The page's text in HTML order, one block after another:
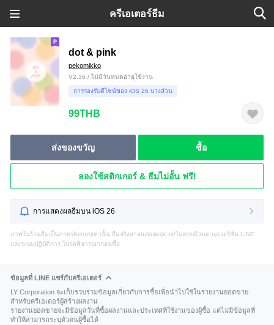
ครีเอเตอร์ธีม
dot & pink
pekomikko
V2.36 / ไม่มีวันหมดอายุใช้งาน
การรองรับดีไซน์ของ iOS 26 บางส่วน
99THB
ส่งของขวัญ ซื้อ
ลองใช้สติกเกอร์ & ธีมไม่อั้น ฟรี!
การแสดงผลธีมบน iOS 26
ภาพในร้านธีมเป็นภาพประกอบเท่านั้น ธีมจริงอาจแสดงผลต่าง/ไม่ครบถ้วนตามเวอร์ชัน LINE
และระบบปฏิบัติการ โปรดพิจารณาก่อนซื้อ
ข้อมูลที่ LINE แชร์กับครีเอเตอร์
LY Corporation จะเก็บรวบรวมข้อมูลเกี่ยวกับการซื้อเพื่อนำไปใช้ในรายงานยอดขาย
สำหรับครีเอเตอร์ผู้สร้างผลงาน
รายงานยอดขายจะมีข้อมูลวันที่ซื้อผลงานและประเทศที่ใช้งานของผู้ซื้อ แต่ไม่มีข้อมูลที่
ทำให้สามารถระบุตัวตนผู้ซื้อได้